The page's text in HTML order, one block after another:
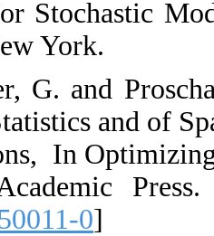
Methods‎ for
& Sons‎, ‎New
24. ‎Pledger‎, ‎G.
of Order
Distributions‎, ‎ In
‎89-113)‎.
604550-5.50011-